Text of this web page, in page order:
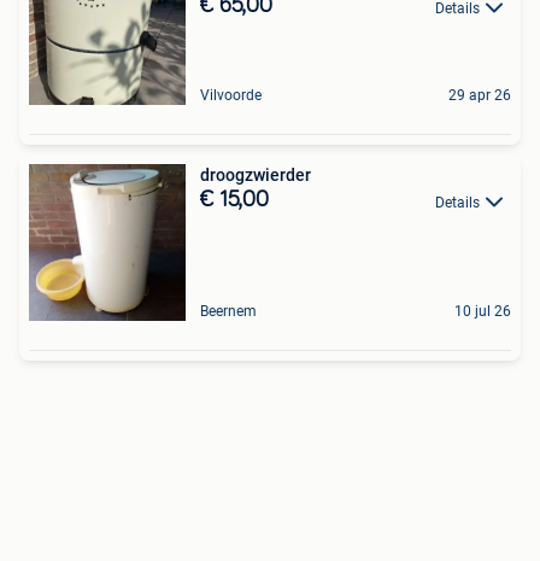
€ 65,00 Details
Vilvoorde 29 apr 26
droogzwierder
€ 15,00 Details
Beernem 10 jul 26